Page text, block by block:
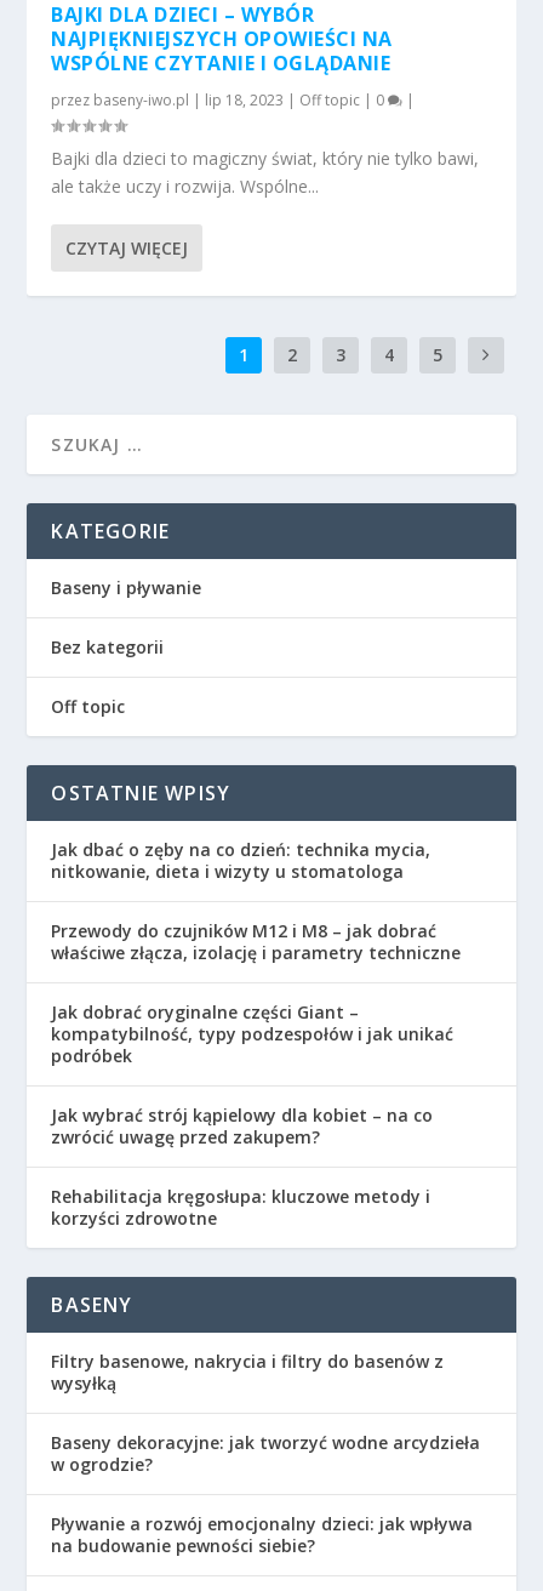
BAJKI DLA DZIECI – WYBÓR
NAJPIĘKNIEJSZYCH OPOWIEŚCI NA
WSPÓLNE CZYTANIE I OGLĄDANIE
przez baseny-iwo.pl | lip 18, 2023 | Off topic | 0 |
Bajki dla dzieci to magiczny świat, który nie tylko bawi,
ale także uczy i rozwija. Wspólne...
CZYTAJ WIĘCEJ
1 2 3 4 5
KATEGORIE
Baseny i pływanie
Bez kategorii
Off topic
OSTATNIE WPISY
Jak dbać o zęby na co dzień: technika mycia,
nitkowanie, dieta i wizyty u stomatologa
Przewody do czujników M12 i M8 – jak dobrać
właściwe złącza, izolację i parametry techniczne
Jak dobrać oryginalne części Giant –
kompatybilność, typy podzespołów i jak unikać
podróbek
Jak wybrać strój kąpielowy dla kobiet – na co
zwrócić uwagę przed zakupem?
Rehabilitacja kręgosłupa: kluczowe metody i
korzyści zdrowotne
BASENY
Filtry basenowe, nakrycia i filtry do basenów z
wysyłką
Baseny dekoracyjne: jak tworzyć wodne arcydzieła
w ogrodzie?
Pływanie a rozwój emocjonalny dzieci: jak wpływa
na budowanie pewności siebie?